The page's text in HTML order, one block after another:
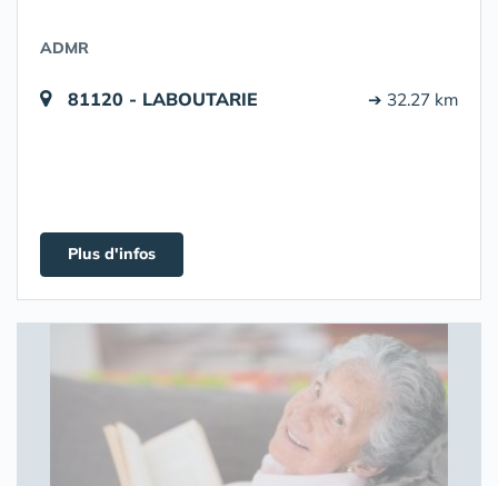
ADMR
81120 - LABOUTARIE ➔ 32.27 km
Plus d'infos